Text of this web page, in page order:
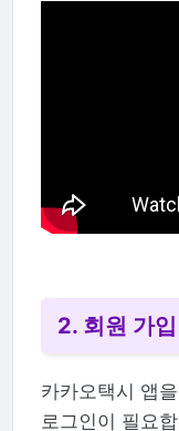
2. 회원 가
카카오택시 앱
로그인이 필요